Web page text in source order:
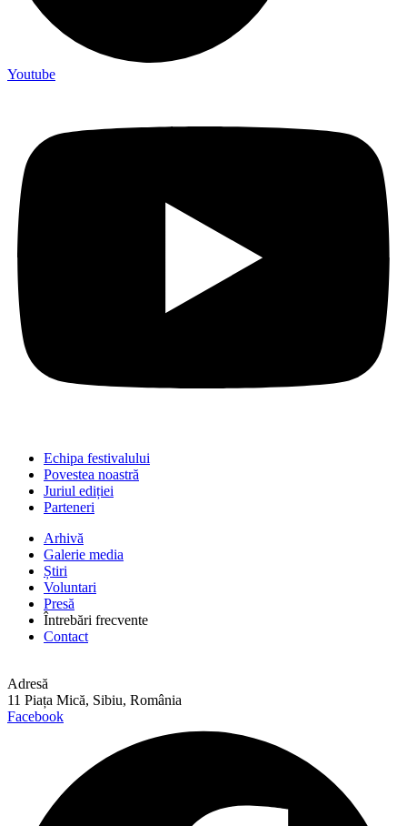
Youtube
Echipa festivalului
Povestea noastră
Juriul ediției
Parteneri
Arhivă
Galerie media
Știri
Voluntari
Presă
Întrebări frecvente
Contact
Adresă
11 Piața Mică, Sibiu, România
Facebook